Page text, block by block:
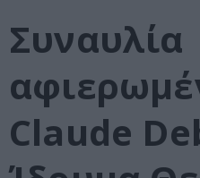
Συναυλία
Claude